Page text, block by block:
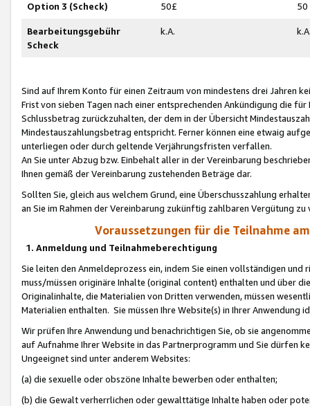
Option 3 (Scheck) 50£ 50
Bearbeitungsgebühr
Scheck
k.A.
Sind auf Ihrem Konto für einen Zeitraum von mindestens drei Jahren
Frist von sieben Tagen nach einer entsprechenden Ankündigung die
Schlussbetrag zurückzuhalten, der dem in der Übersicht
Mindestauszahlungsbetrag entspricht. Ferner können eine etwaig
unterliegen oder durch geltende Verjährungsfristen verfallen.
An Sie unter Abzug bzw. Einbehalt aller in der Vereinbarung
Ihnen gemäß der Vereinbarung zustehenden Beträge dar.
Sollten Sie, gleich aus welchem Grund, eine Überschusszahlung
an Sie im Rahmen der Vereinbarung zukünftig zahlbaren Vergütung zu
Voraussetzungen für die Teilnahme
1. Anmeldung und Teilnahmeberechtigung
Sie leiten den Anmeldeprozess ein, indem Sie einen vollständigen
muss/müssen originäre Inhalte (original content) enthalten und über
Originalinhalte, die Materialien von Dritten verwenden, müssen
Materialien enthalten. Sie müssen Ihre Website(s) in Ihrer Anwendung
Wir prüfen Ihre Anwendung und benachrichtigen Sie, ob sie
auf Aufnahme Ihrer Website in das Partnerprogramm und Sie dürfen
Ungeeignet sind unter anderem Websites:
(a) die sexuelle oder obszöne Inhalte bewerben oder enthalten;
(b) die Gewalt verherrlichen oder gewalttätige Inhalte haben oder